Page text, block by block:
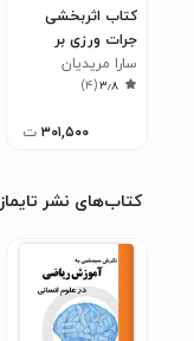
کتاب اثربخشی
جرات ورزی بر
پرخاشگری، استرس
و اضطراب کودکان
سارا مریدیان
۳٫۸(۴)
۳۰۱,۵۰۰ ت
کتاب‌های نشر تایماز